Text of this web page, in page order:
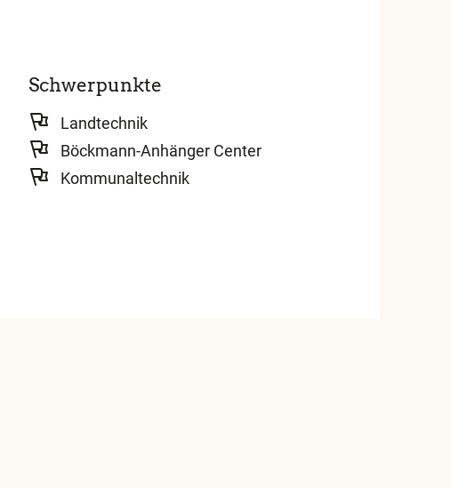
Schwerpunkte
Landtechnik
Böckmann-Anhänger Center
Kommunaltechnik